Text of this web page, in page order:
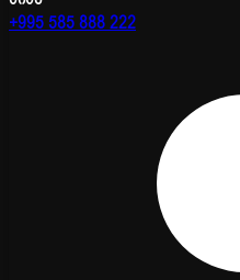
+995 585 888 222